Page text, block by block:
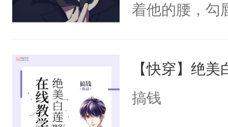
着他的腰，勾
来，给老公
用力——为你
【快穿】绝
搞钱